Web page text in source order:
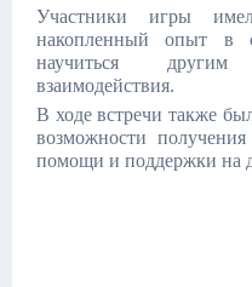
Участники игры
накопленный опыт в
научиться
взаимодействия.
В ходе встречи также
возможности
помощи и поддержки на